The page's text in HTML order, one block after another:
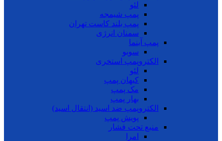
لئو
پمپ شیمجه
پمپ بلند کاست تهران
سمنان انرژی
پمپ آبنما
سوبو
الکتروپمپ استخری
لئو
کیهان پمپ
مک پمپ
بهار پمپ
الکتروپمپ ضد اسید (انتقال اسید)
پویش پمپ
منبع تحت فشار
امرا